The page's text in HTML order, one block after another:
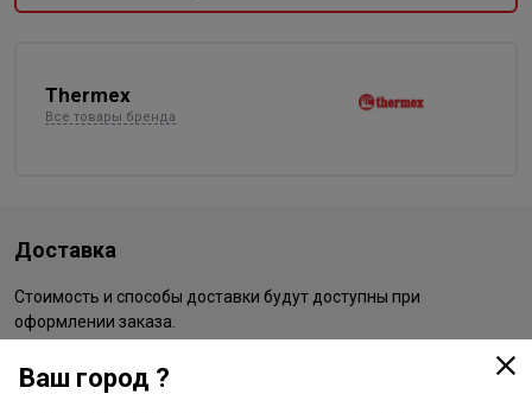
Thermex
Все товары бренда
Доставка
Стоимость и способы доставки будут доступны при
оформлении заказа.
Ваш город ?